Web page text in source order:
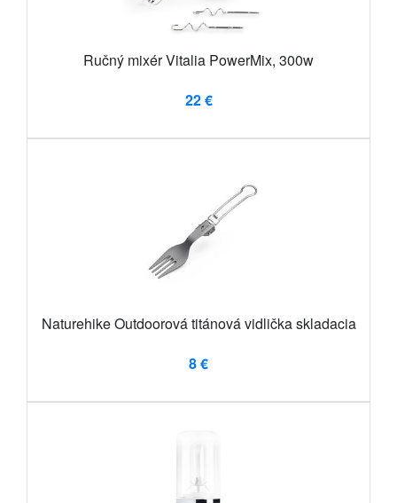
Ručný mixér Vitalia PowerMix, 300w
22 €
Naturehike Outdoorová titánová vidlička skladacia
8 €